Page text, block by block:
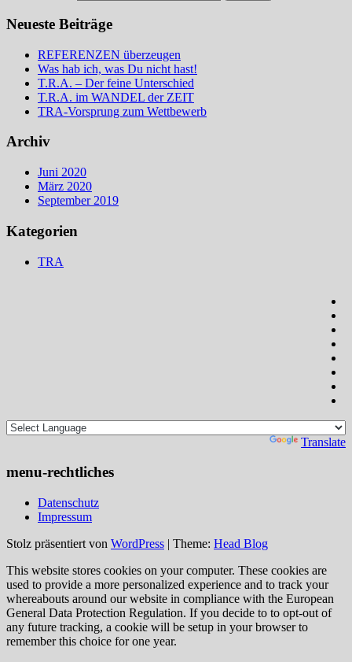
Neueste Beiträge
REFERENZEN überzeugen
Was hab ich, was Du nicht hast!
T.R.A. – Der feine Unterschied
T.R.A. im WANDEL der ZEIT
TRA-Vorsprung zum Wettbewerb
Archiv
Juni 2020
März 2020
September 2019
Kategorien
TRA
Translate
menu-rechtliches
Datenschutz
Impressum
Stolz präsentiert von WordPress | Theme: Head Blog
This website stores cookies on your computer. These cookies are
used to provide a more personalized experience and to track your
whereabouts around our website in compliance with the European
General Data Protection Regulation. If you decide to to opt-out of
any future tracking, a cookie will be setup in your browser to
remember this choice for one year.